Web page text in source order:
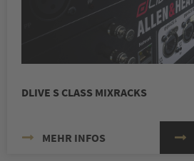
DLIVE S CLASS MIXRACKS
MEHR INFOS